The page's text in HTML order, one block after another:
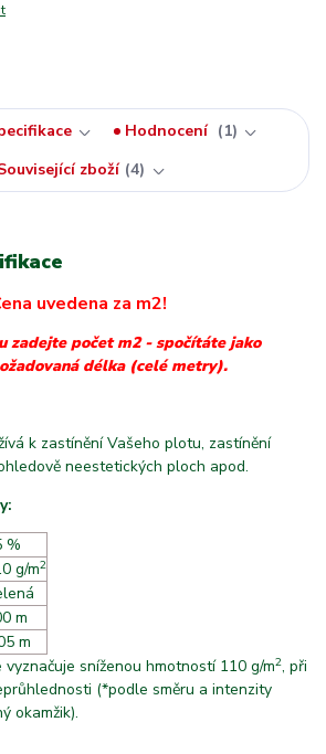
Hodnocení
1
zboží 4
uvedena za m2!
zadejte počet m2 - spočítáte jako
délka (celé metry).
k zastínění Vašeho plotu, zastínění
neestetických ploch apod.
%
g/m2
m
m
sníženou hmotností 110 g/m2, při
(*podle směru a intenzity
okamžik).